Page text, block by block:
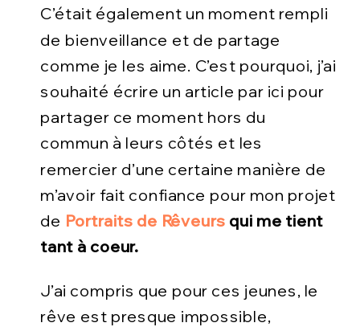
C’était également un moment rempli
de bienveillance et de partage
comme je les aime. C’est pourquoi, j’ai
souhaité écrire un article par ici pour
partager ce moment hors du
commun à leurs côtés et les
remercier d’une certaine manière de
m’avoir fait confiance pour mon projet
de Portraits de Rêveurs qui me tient
tant à coeur.
J’ai compris que pour ces jeunes, le
rêve est presque impossible,